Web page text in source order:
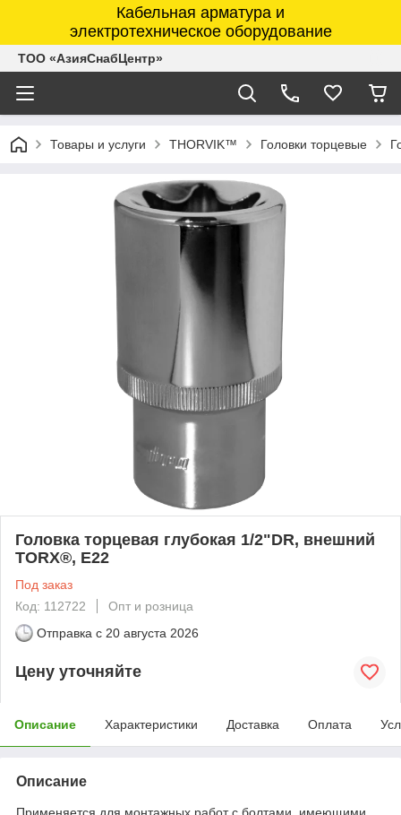
Кабельная арматура и
электротехническое оборудование
ТОО «АзияСнабЦентр»
Товары и услуги THORVIK™ Головки торцевые
Головка торцевая глубокая 1/2"DR, внешний
TORX®, E22
Под заказ
Код: 112722
Опт и розница
Отправка с 20 августа 2026
Цену уточняйте
Описание Характеристики Доставка Оплата
Описание
Применяется для монтажных работ с болтами, имеющими